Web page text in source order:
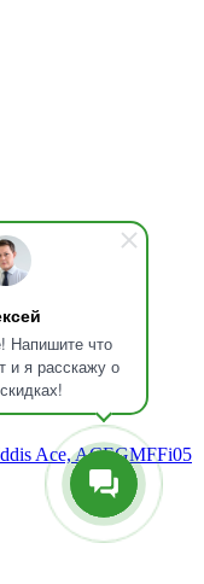
Напишите что
и я расскажу о
Ace, ACEGMFFi05